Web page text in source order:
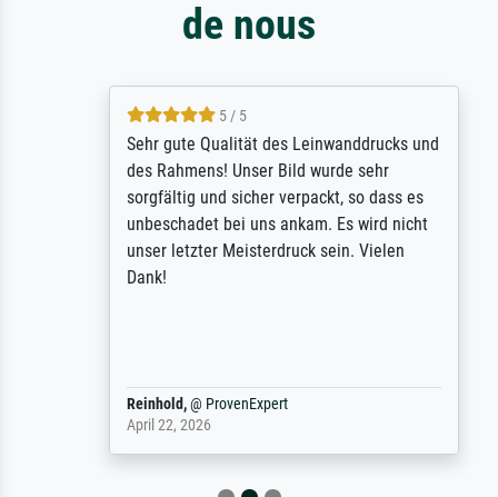
de nous
5 / 5
Sehr gute Qualität des Leinwanddrucks und
des Rahmens! Unser Bild wurde sehr
sorgfältig und sicher verpackt, so dass es
unbeschadet bei uns ankam. Es wird nicht
unser letzter Meisterdruck sein. Vielen
Dank!
Reinhold,@ProvenExpert
April 22, 2026